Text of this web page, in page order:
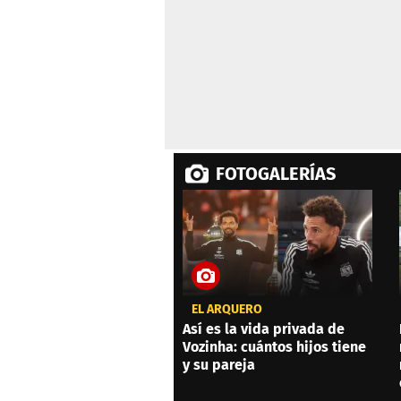
FOTOGALERÍAS
EL ARQUERO
Así es la vida privada de
Vozinha: cuántos hijos tiene
y su pareja